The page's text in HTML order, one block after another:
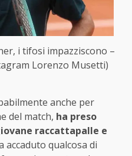
i tifosi impazziscono –
Lorenzo Musetti)
anche per
del match, ha preso
raccattapalle e
accaduto qualcosa di